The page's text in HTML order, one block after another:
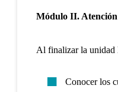
Módulo II. Atención
Al finalizar la unidad
Conocer los